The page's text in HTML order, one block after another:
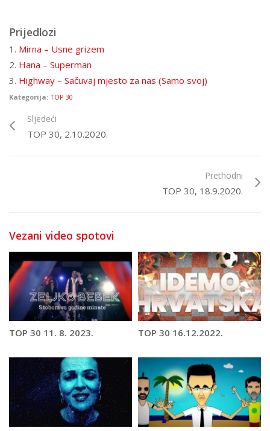
Prijedlozi
1. Mirna – Usne grizem
2. Hana – Superman
3. Highway – Sačuvaj mjesto za nas (Samo svoj)
Kategorija: TOP 30
Sljedeći
TOP 30, 2.10.2020.
Prethodni
TOP 30, 18.9.2020.
Vezani video spotovi
TOP 30 11. 8. 2023. TOP 30 16.12.2022.